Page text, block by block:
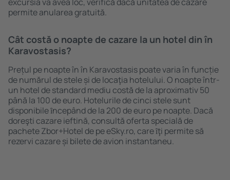
permite anularea gratuită.
Cât costă o noapte de cazare la un hotel din în
Karavostasis?
Prețul pe noapte în în Karavostasis poate varia în funcție
de numărul de stele și de locaţia hotelului. O noapte într-
un hotel de standard mediu costă de la aproximativ 50
până la 100 de euro. Hotelurile de cinci stele sunt
disponibile ȋncepând de la 200 de euro pe noapte. Dacă
doreşti cazare ieftină, consultă oferta specială de
pachete Zbor+Hotel de pe eSky.ro, care ȋţi permite să
rezervi cazare și bilete de avion instantaneu.